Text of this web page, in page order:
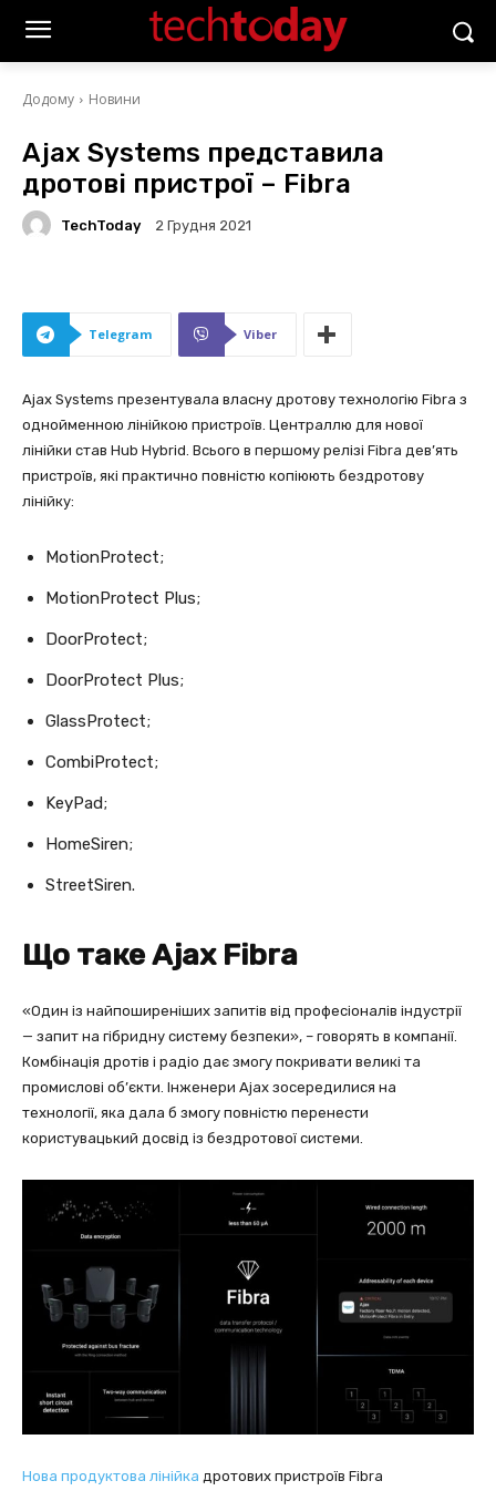
Додому Новини
Ajax Systems представила
дротові пристрої – Fibra
TechToday 2 Грудня 2021
Telegram Viber
Ajax Systems презентувала власну дротову технологію Fibra з
однойменною лінійкою пристроїв. Централлю для нової
лінійки став Hub Hybrid. Всього в першому релізі Fibra дев’ять
пристроїв, які практично повністю копіюють бездротову
лінійку:
MotionProtect;
MotionProtect Plus;
DoorProtect;
DoorProtect Plus;
GlassProtect;
CombiProtect;
KeyPad;
HomeSiren;
StreetSiren.
Що таке Ajax Fibra
«Один із найпоширеніших запитів від професіоналів індустрії
— запит на гібридну систему безпеки», – говорять в компанії.
Комбінація дротів і радіо дає змогу покривати великі та
промислові об’єкти. Інженери Ajax зосередилися на
технології, яка дала б змогу повністю перенести
користувацький досвід із бездротової системи.
Нова продуктова лінійка дротових пристроїв Fibra